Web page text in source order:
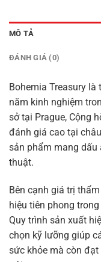
MÔ TẢ
ĐÁNH GIÁ (0)
Bohemia Treasury
năm kinh nghiệm
sở tại Prague, Cộng
đánh giá cao tại
sản phẩm mang dấu
thuật.
Bên cạnh giá trị
hiệu tiên phong
Quy trình sản xuất
chọn kỹ lưỡng giúp
sức khỏe mà còn